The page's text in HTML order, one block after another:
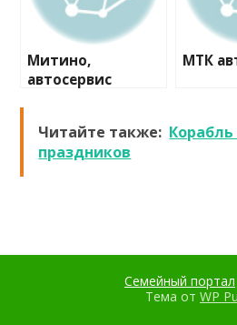
Митино,
автосервис
МТК
Читайте также:
праздников
Семейный портал
Тема от WP